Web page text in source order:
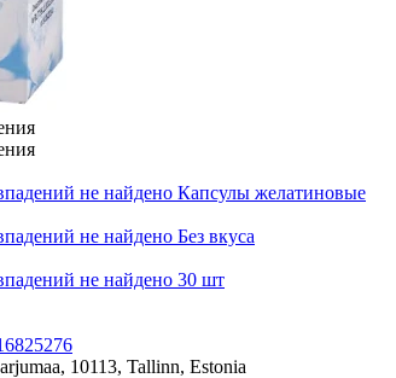
не найдено Капсулы желатиновые
не найдено Без вкуса
не найдено 30 шт
10113, Tallinn, Estonia